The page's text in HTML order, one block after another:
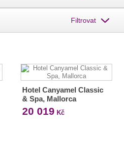
Filtrovat
Hotel Canyamel Classic
& Spa, Mallorca
20 019 Kč